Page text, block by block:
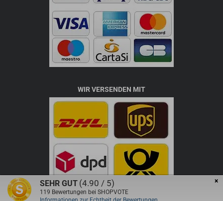
WIR VERSENDEN MIT
×
SEHR GUT (4.90 / 5)
119 Bewertungen bei SHOPVOTE